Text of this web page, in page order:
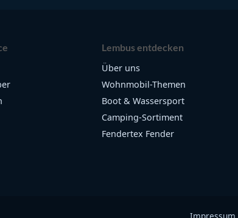
Lembus entdecken
Über uns
Wohnmobil-Themen
Boot & Wassersport
Camping-Sortiment
Fendertex Fender